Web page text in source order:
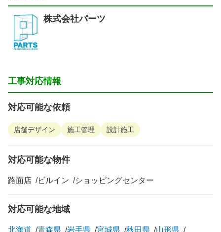
株式会社パーツ
工事対応情報
対応可能な依頼
店舗デザイン 施工管理 設計施工
対応可能な物件
路面店 ビルイン ショッピングセンター
対応可能な地域
北海道 青森県 岩手県 宮城県 秋田県
山形県